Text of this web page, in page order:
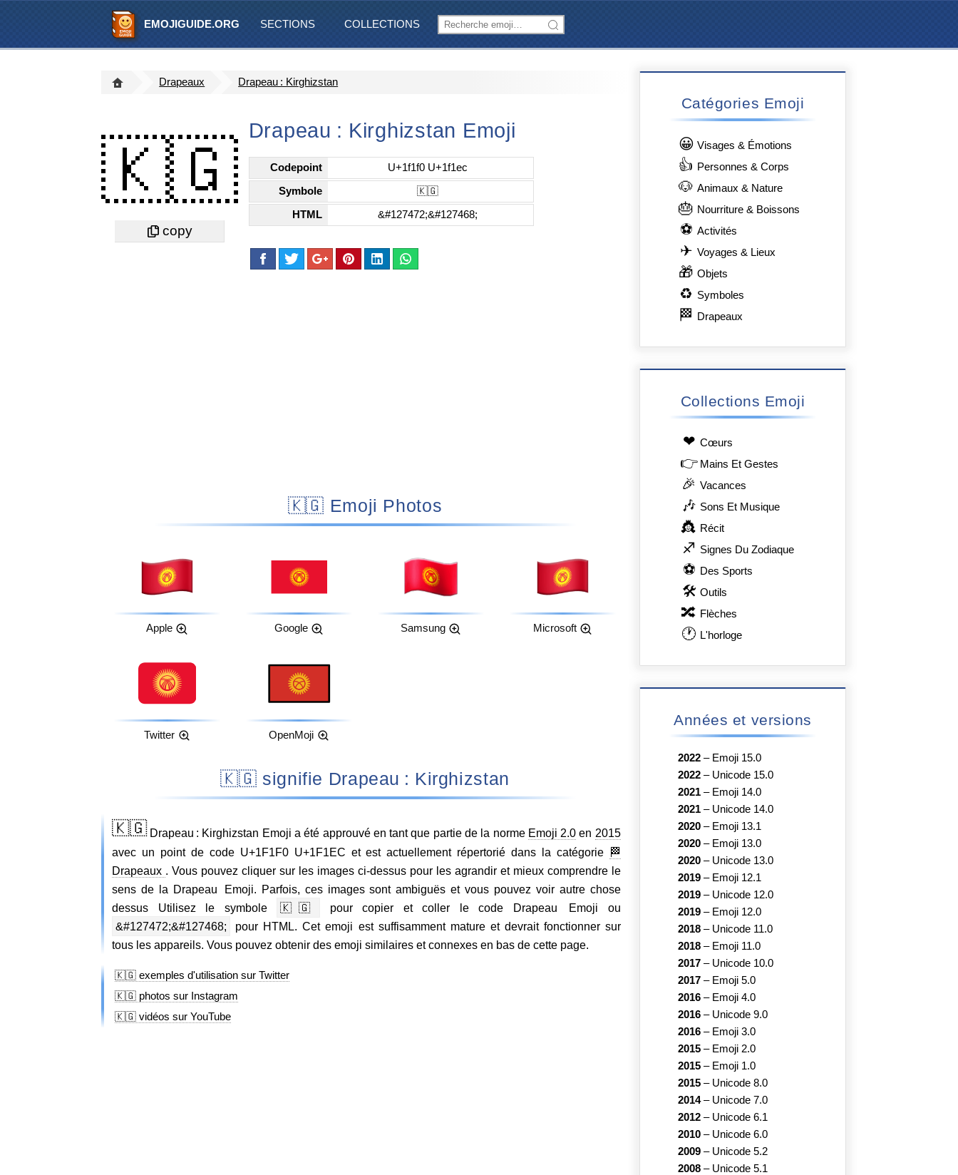
EMOJIGUIDE.ORG SECTIONS COLLECTIONS
Drapeaux Drapeau : Kirghizstan
🇰🇬
Drapeau : Kirghizstan Emoji
Codepoint U+1f1f0 U+1f1ec
Symbole 🇰🇬
HTML &#127472;&#127468;
🇰🇬 Emoji Photos
Apple Google Samsung Microsoft
Twitter OpenMoji
🇰🇬 signifie Drapeau : Kirghizstan
🇰🇬Drapeau : Kirghizstan Emoji a été approuvé en tant que partie de la norme Emoji 2.0 en 2015
avec un point de code U+1F1F0 U+1F1EC et est actuellement répertorié dans la catégorie
🏁
Drapeaux . Vous pouvez cliquer sur les images ci-dessus pour les agrandir et mieux comprendre le
sens de la Drapeau Emoji. Parfois, ces images sont ambiguës et vous pouvez voir autre chose
dessus Utilisez le symbole
🇰🇬
pour copier et coller le code Drapeau Emoji ou
&#127472;&#127468;
pour HTML. Cet emoji est suffisamment mature et devrait fonctionner sur
tous les appareils. Vous pouvez obtenir des emoji similaires et connexes en bas de cette page.
🇰🇬 exemples d'utilisation sur Twitter
🇰🇬 photos sur Instagram
🇰🇬 vidéos sur YouTube
Catégories Emoji
😀 Visages & Émotions
👍 Personnes & Corps
🐶 Animaux & Nature
🎂 Nourriture & Boissons
⚽ Activités
✈ Voyages & Lieux
🎁 Objets
♻ Symboles
🏁 Drapeaux
Collections Emoji
❤ Сœurs
👉 Mains Et Gestes
🎉 Vacances
🎶 Sons Et Musique
👸 Récit
♐ Signes Du Zodiaque
⚽ Des Sports
🛠 Outils
🔀 Flèches
🕐 L'horloge
Années et versions
2022 – Emoji 15.0
2022 – Unicode 15.0
2021 – Emoji 14.0
2021 – Unicode 14.0
2020 – Emoji 13.1
2020 – Emoji 13.0
2020 – Unicode 13.0
2019 – Emoji 12.1
2019 – Unicode 12.0
2019 – Emoji 12.0
2018 – Unicode 11.0
2018 – Emoji 11.0
2017 – Unicode 10.0
2017 – Emoji 5.0
2016 – Emoji 4.0
2016 – Unicode 9.0
2016 – Emoji 3.0
2015 – Emoji 2.0
2015 – Emoji 1.0
2015 – Unicode 8.0
2014– Unicode 7.0
2012 – Unicode 6.1
2010 – Unicode 6.0
2009 – Unicode 5.2
2008 – Unicode 5.1